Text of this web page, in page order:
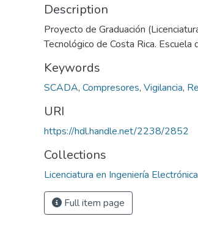
Description
Proyecto de Graduación
Tecnológico de Costa Rica.
Keywords
SCADA, Compresores, Vigilancia,
URI
https://hdl.handle.net/2238/2852
Collections
Licenciatura en Ingeniería Electrónica
Full item page